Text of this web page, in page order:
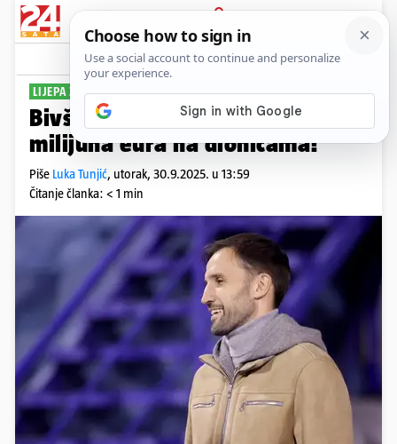
PRIJAVA
Sport Komentari
LIJEPA ZARADA
Bivši 'vatreni' zaradio čak 1,3
milijuna eura na dionicama!
Piše Luka Tunjić, utorak, 30.9.2025. u 13:59
Čitanje članka: < 1 min